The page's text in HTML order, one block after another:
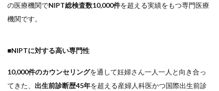
の医療機関でNIPT総検査数10,000件を超える実績をもつ専門医療
機関です。
■NIPTに対する高い専門性
10,000件のカウンセリングを通して妊婦さん一人一人と向き合っ
てきた、 出生前診断歴45年を超える産婦人科医かつ国際出生前診